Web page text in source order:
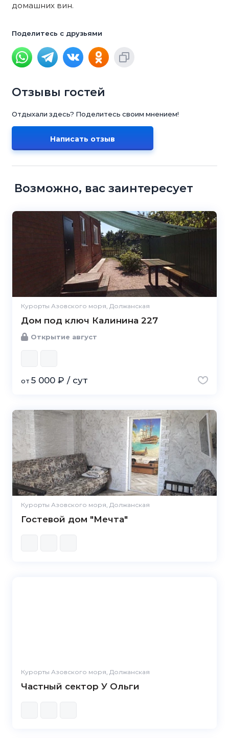
домашних вин.
Поделитесь с друзьями
Отзывы гостей
Отдыхали здесь? Поделитесь своим мнением!
Написать отзыв
Возможно, вас заинтересует
Курорты Азовского моря, Должанская
Дом под ключ Калинина 227
Открытие август
от 5 000 ₽ / сут
Курорты Азовского моря, Должанская
Гостевой дом "Мечта"
Курорты Азовского моря, Должанская
Частный сектор У Ольги